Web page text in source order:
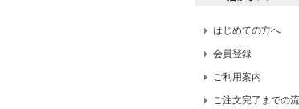
はじめての方へ
会員登録
ご利用案内
ご注文完了までの